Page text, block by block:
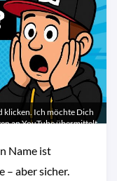
klicken. Ich möchte Dich
an YouTube übermittelt
Name ist
– aber sicher.